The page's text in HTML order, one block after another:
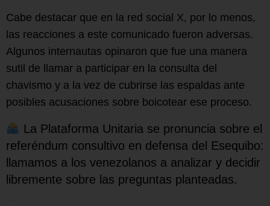
Cabe destacar que en la red social X, por lo menos,
las reacciones a este comunicado fueron adversas.
Algunos internautas opinaron que fue una manera
sutil de llamar a participar en la consulta del
chavismo y a la vez de cubrirse las espaldas ante
posibles acusaciones sobre boicotear ese proceso.
La Plataforma Unitaria se pronuncia sobre el
referéndum consultivo en defensa del Esequibo:
llamamos a los venezolanos a analizar y decidir
libremente sobre las preguntas planteadas.